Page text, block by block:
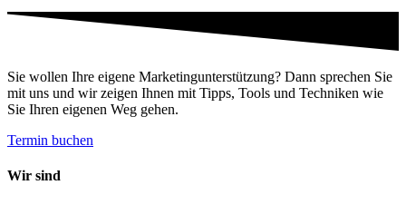
Sie wollen Ihre eigene Marketingunterstützung? Dann sprechen Sie
mit uns und wir zeigen Ihnen mit Tipps, Tools und Techniken wie
Sie Ihren eigenen Weg gehen.
Termin buchen
Wir sind